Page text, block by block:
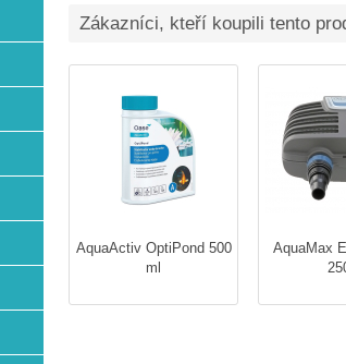
Zákazníci, kteří koupili tento
AquaActiv OptiPond 500
ml
AquaMax